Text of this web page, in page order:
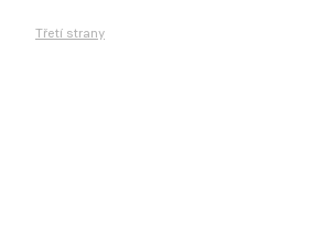
Třetí strany